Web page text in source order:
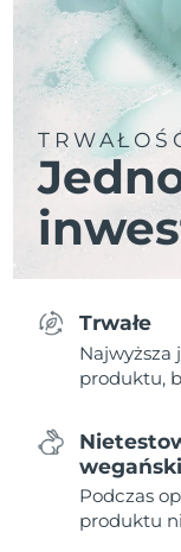
Trwałe
Najwyższa
produktu,
Podczas
produktu